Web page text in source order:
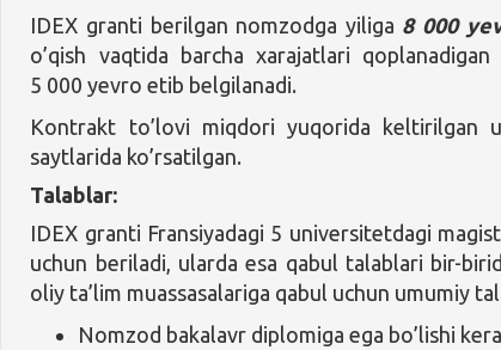
IDEX granti berilgan nomzodga yiliga 8 000
o’qish vaqtida barcha xarajatlari
5 000 yevro etib belgilanadi.
Kontrakt to’lovi miqdori yuqorida keltirilgan
saytlarida ko’rsatilgan.
Talablar:
IDEX granti Fransiyadagi 5 universitetdagi
uchun beriladi, ularda esa qabul talablari bir-
oliy ta’lim muassasalariga qabul uchun umumiy
Nomzod bakalavr diplomiga ega bo’lishi